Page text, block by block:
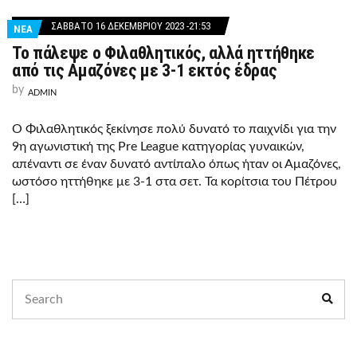
ΝΕΑ ΣΆΒΒΑΤΟ 16 ΔΕΚΕΜΒΡΊΟΥ 2023 -21:53
Το πάλεψε ο Φιλαθλητικός, αλλά ηττήθηκε
από τις Αμαζόνες με 3-1 εκτός έδρας
by ADMIN
Ο Φιλαθλητικός ξεκίνησε πολύ δυνατό το παιχνίδι για την
9η αγωνιστική της Pre League κατηγορίας γυναικών,
απέναντι σε έναν δυνατό αντίπαλο όπως ήταν οι Αμαζόνες,
ωστόσο ηττήθηκε με 3-1 στα σετ. Τα κορίτσια του Πέτρου
[…]
for: